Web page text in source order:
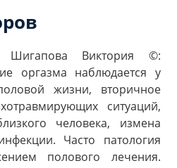
Шигапова Виктория ©:
оргазма наблюдается у
жизни, вторичное
ситуаций,
человека, измена
Часто патология
полового лечения.